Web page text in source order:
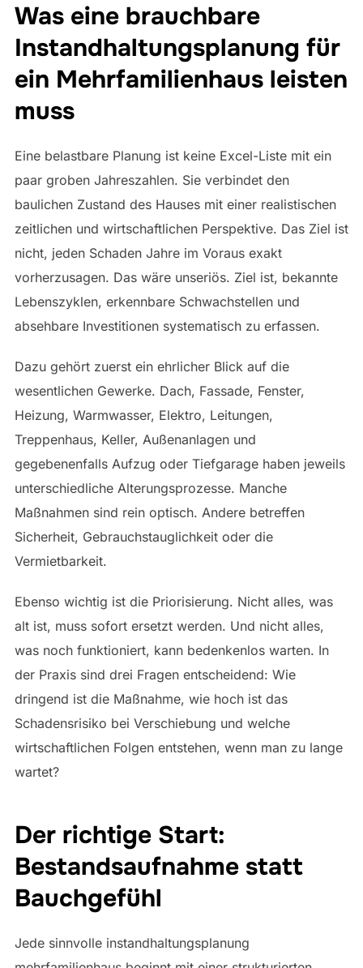
Was eine brauchbare
Instandhaltungsplanung für
ein Mehrfamilienhaus leisten
muss
Eine belastbare Planung ist keine Excel-Liste mit ein
paar groben Jahreszahlen. Sie verbindet den
baulichen Zustand des Hauses mit einer realistischen
zeitlichen und wirtschaftlichen Perspektive. Das Ziel ist
nicht, jeden Schaden Jahre im Voraus exakt
vorherzusagen. Das wäre unseriös. Ziel ist, bekannte
Lebenszyklen, erkennbare Schwachstellen und
absehbare Investitionen systematisch zu erfassen.
Dazu gehört zuerst ein ehrlicher Blick auf die
wesentlichen Gewerke. Dach, Fassade, Fenster,
Heizung, Warmwasser, Elektro, Leitungen,
Treppenhaus, Keller, Außenanlagen und
gegebenenfalls Aufzug oder Tiefgarage haben jeweils
unterschiedliche Alterungsprozesse. Manche
Maßnahmen sind rein optisch. Andere betreffen
Sicherheit, Gebrauchstauglichkeit oder die
Vermietbarkeit.
Ebenso wichtig ist die Priorisierung. Nicht alles, was
alt ist, muss sofort ersetzt werden. Und nicht alles,
was noch funktioniert, kann bedenkenlos warten. In
der Praxis sind drei Fragen entscheidend: Wie
dringend ist die Maßnahme, wie hoch ist das
Schadensrisiko bei Verschiebung und welche
wirtschaftlichen Folgen entstehen, wenn man zu lange
wartet?
Der richtige Start:
Bestandsaufnahme statt
Bauchgefühl
Jede sinnvolle instandhaltungsplanung